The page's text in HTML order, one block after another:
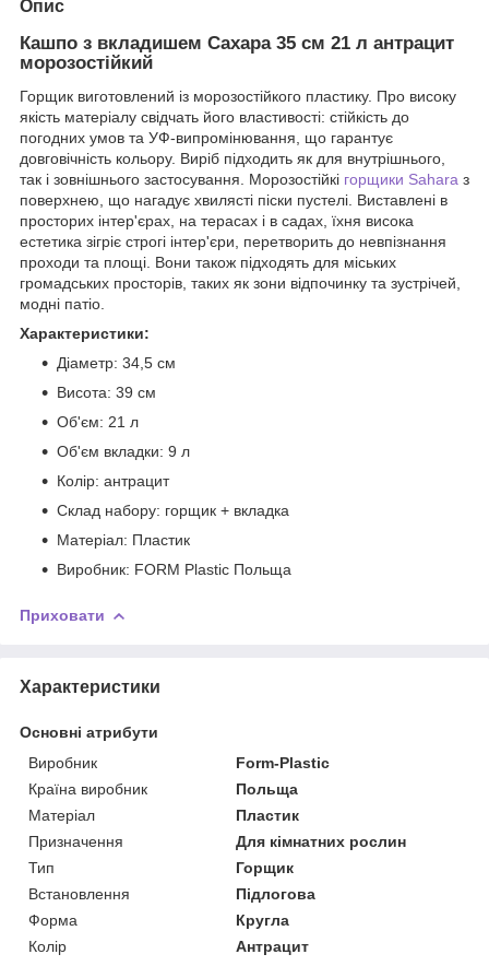
Опис
Кашпо з вкладишем Сахара 35 см 21 л антрацит
морозостійкий
Горщик виготовлений із морозостійкого пластику. Про високу
якість матеріалу свідчать його властивості: стійкість до
погодних умов та УФ-випромінювання, що гарантує
довговічність кольору. Виріб підходить як для внутрішнього,
так і зовнішнього застосування. Морозостійкі горщики Sahara з
поверхнею, що нагадує хвилясті піски пустелі. Виставлені в
просторих інтер'єрах, на терасах і в садах, їхня висока
естетика зігріє строгі інтер'єри, перетворить до невпізнання
проходи та площі. Вони також підходять для міських
громадських просторів, таких як зони відпочинку та зустрічей,
модні патіо.
Характеристики:
Діаметр: 34,5 см
Висота: 39 см
Об'єм: 21 л
Об'єм вкладки: 9 л
Колір: антрацит
Склад набору: горщик + вкладка
Матеріал: Пластик
Виробник: FORM Plastic Польща
Приховати
Характеристики
Основні атрибути
Виробник
Form-Plastic
Країна виробник
Польща
Матеріал
Пластик
Призначення
Для кімнатних рослин
Тип
Горщик
Встановлення
Підлогова
Форма
Кругла
Колір
Антрацит